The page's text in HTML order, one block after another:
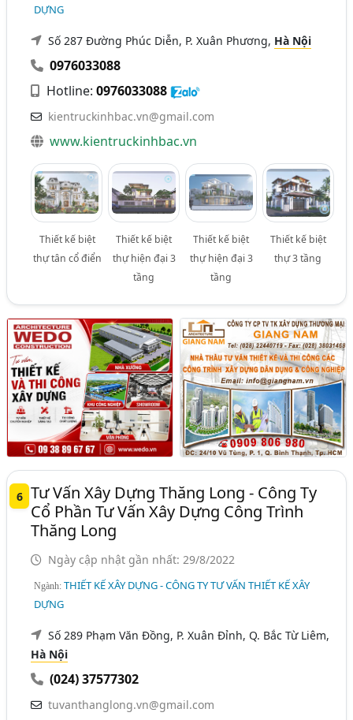
DỰNG
Số 287 Đường Phúc Diễn, P. Xuân Phương, Hà Nội
0976033088
Hotline:0976033088
kientruckinhbac.vn@gmail.com
www.kientruckinhbac.vn
Thiết kế biệt
thự tân cổ điển
Thiết kế biệt
thự hiện đại 3
tầng
Thiết kế biệt
thự hiện đại 3
tầng
Thiết kế biệt
thự 3 tầng
6 Tư Vấn Xây Dựng Thăng Long - Công Ty
Cổ Phần Tư Vấn Xây Dựng Công Trình
Thăng Long
Ngày cập nhật gần nhất: 29/8/2022
Ngành:THIẾT KẾ XÂY DỰNG - CÔNG TY TƯ VẤN THIẾT KẾ XÂY
DỰNG
Số 289 Phạm Văn Đồng, P. Xuân Đỉnh, Q. Bắc Từ Liêm,
Hà Nội
(024) 37577302
tuvanthanglong.vn@gmail.com